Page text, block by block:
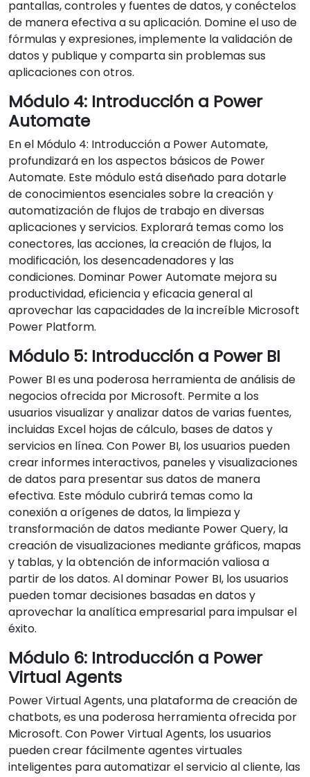
pantallas, controles y fuentes de datos, y conéctelos
de manera efectiva a su aplicación. Domine el uso de
fórmulas y expresiones, implemente la validación de
datos y publique y comparta sin problemas sus
aplicaciones con otros.
Módulo 4: Introducción a Power
Automate
En el Módulo 4: Introducción a Power Automate,
profundizará en los aspectos básicos de Power
Automate. Este módulo está diseñado para dotarle
de conocimientos esenciales sobre la creación y
automatización de flujos de trabajo en diversas
aplicaciones y servicios. Explorará temas como los
conectores, las acciones, la creación de flujos, la
modificación, los desencadenadores y las
condiciones. Dominar Power Automate mejora su
productividad, eficiencia y eficacia general al
aprovechar las capacidades de la increíble Microsoft
Power Platform.
Módulo 5: Introducción a Power BI
Power BI es una poderosa herramienta de análisis de
negocios ofrecida por Microsoft. Permite a los
usuarios visualizar y analizar datos de varias fuentes,
incluidas Excel hojas de cálculo, bases de datos y
servicios en línea. Con Power BI, los usuarios pueden
crear informes interactivos, paneles y visualizaciones
de datos para presentar sus datos de manera
efectiva. Este módulo cubrirá temas como la
conexión a orígenes de datos, la limpieza y
transformación de datos mediante Power Query, la
creación de visualizaciones mediante gráficos, mapas
y tablas, y la obtención de información valiosa a
partir de los datos. Al dominar Power BI, los usuarios
pueden tomar decisiones basadas en datos y
aprovechar la analítica empresarial para impulsar el
éxito.
Módulo 6: Introducción a Power
Virtual Agents
Power Virtual Agents, una plataforma de creación de
chatbots, es una poderosa herramienta ofrecida por
Microsoft. Con Power Virtual Agents, los usuarios
pueden crear fácilmente agentes virtuales
inteligentes para automatizar el servicio al cliente, las